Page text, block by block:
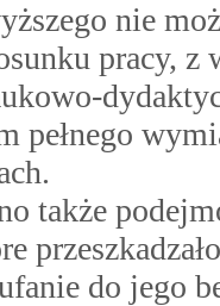
nie
pracy,
pełnego
także
do jego